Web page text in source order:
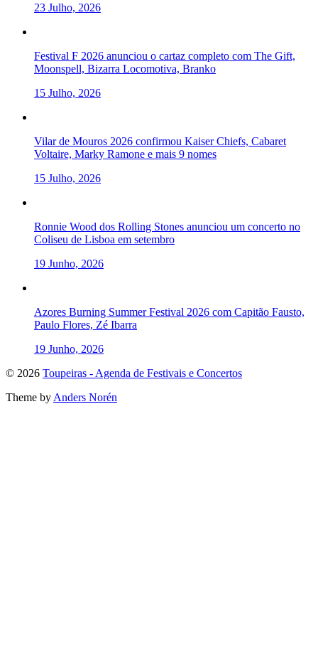
23 Julho, 2026
Festival F 2026 anunciou o cartaz completo com The Gift,
Moonspell, Bizarra Locomotiva, Branko
15 Julho, 2026
Vilar de Mouros 2026 confirmou Kaiser Chiefs, Cabaret
Voltaire, Marky Ramone e mais 9 nomes
15 Julho, 2026
Ronnie Wood dos Rolling Stones anunciou um concerto no
Coliseu de Lisboa em setembro
19 Junho, 2026
Azores Burning Summer Festival 2026 com Capitão Fausto,
Paulo Flores, Zé Ibarra
19 Junho, 2026
To
top
© 2026 Toupeiras - Agenda de Festivais e Concertos
Theme by Anders Norén